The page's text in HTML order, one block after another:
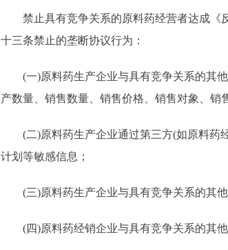
禁止具有竞争关系的原料药经营者达成《反
十三条禁止的垄断协议行为：
(一)原料药生产企业与具有竞争关系的其他
产数量、销售数量、销售价格、销售对象、销
(二)原料药生产企业通过第三方(如原料药经
计划等敏感信息；
(三)原料药生产企业与具有竞争关系的其他
(四)原料药经销企业与具有竞争关系的其他